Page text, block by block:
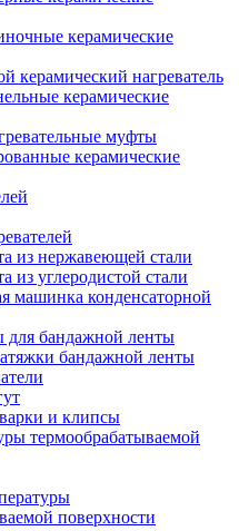
керамические
нагреватель
керамические
муфты
керамические
из нержавеющей стали
из углеродистой стали
машинка конденсаторной
для бандажной ленты
бандажной ленты
и клипсы
термообрабатываемой
поверхности